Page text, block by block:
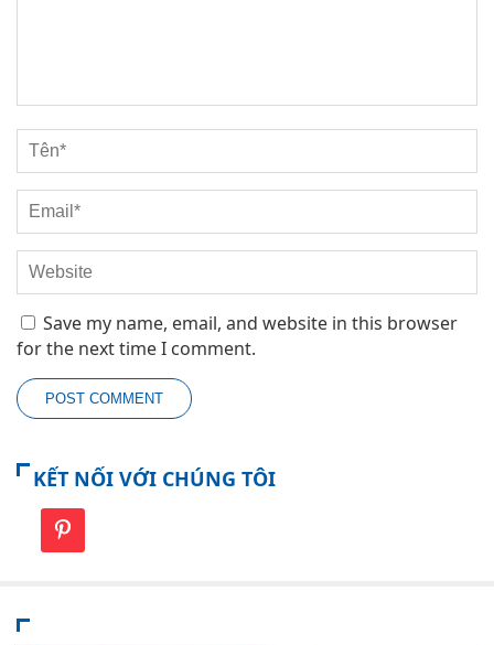
Save my name, email, and website in this browser
for the next time I comment.
KẾT NỐI VỚI CHÚNG TÔI